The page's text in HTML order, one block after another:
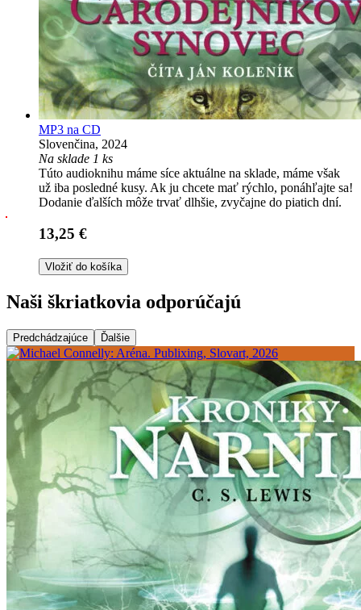
MP3 na CD
Slovenčina, 2024
Na sklade 1 ks
Túto audioknihu máme síce aktuálne na sklade, máme však
už iba posledné kusy. Ak ju chcete mať rýchlo, ponáhľajte sa!
Dodanie ďalších môže trvať dlhšie, zvyčajne do piatich dní.
13,25 €
Vložiť do košíka
Naši škriatkovia odporúčajú
Predchádzajúce Ďalšie